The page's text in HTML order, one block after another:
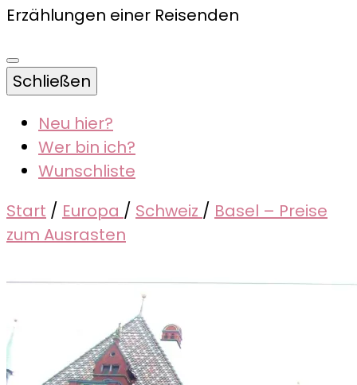
Erzählungen einer Reisenden
Schließen
Neu hier?
Wer bin ich?
Wunschliste
Start / Europa / Schweiz / Basel – Preise
zum Ausrasten